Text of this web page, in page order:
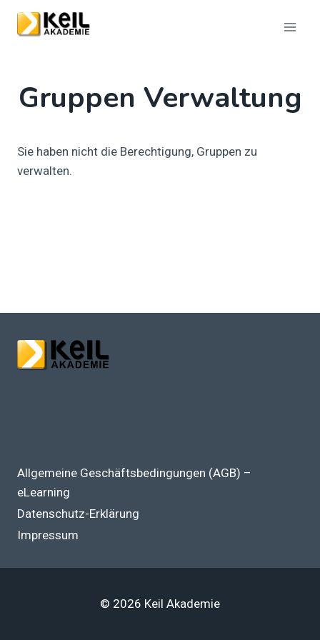
Zum
Inhalt
Gruppen Verwaltung
Sie haben nicht die Berechtigung, Gruppen zu
verwalten.
Allgemeine Geschäftsbedingungen (AGB) –
eLearning
Datenschutz-Erklärung
Impressum
© 2026 Keil Akademie